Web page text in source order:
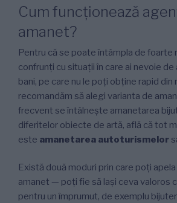
PE
Cum funcționează
amanet?
Pentru că se poate întâmpla de foarte
confrunți cu situații în care ai nevoie
bani, pe care nu le poți obține rapid din
recomandăm să alegi varianta de
frecvent se întâlnește amanetarea
diferitelor obiecte de artă, află că tot
este amanetarea autoturismelor
Există două moduri prin care poți
amanet — poți fie să lași ceva valoros
pentru un împrumut, de exemplu